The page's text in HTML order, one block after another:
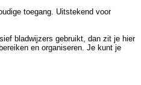
toegang. Uitstekend voor
bladwijzers gebruikt, dan zit je hier
en organiseren. Je kunt je